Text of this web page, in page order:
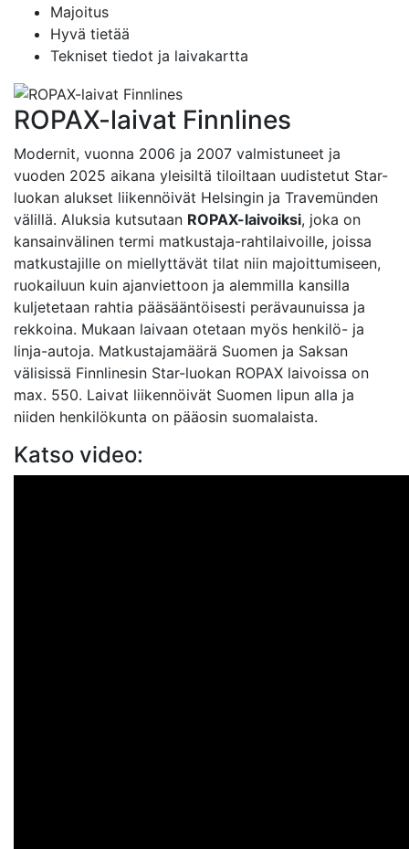
Majoitus
Hyvä tietää
Tekniset tiedot ja laivakartta
ROPAX-laivat Finnlines
Modernit, vuonna 2006 ja 2007 valmistuneet ja
vuoden 2025 aikana yleisiltä tiloiltaan uudistetut Star-
luokan alukset liikennöivät Helsingin ja Travemünden
välillä. Aluksia kutsutaan ROPAX-laivoiksi, joka on
kansainvälinen termi matkustaja-rahtilaivoille, joissa
matkustajille on miellyttävät tilat niin majoittumiseen,
ruokailuun kuin ajanviettoon ja alemmilla kansilla
kuljetetaan rahtia pääsääntöisesti perävaunuissa ja
rekkoina. Mukaan laivaan otetaan myös henkilö- ja
linja-autoja. Matkustajamäärä Suomen ja Saksan
välisissä Finnlinesin Star-luokan ROPAX laivoissa on
max. 550. Laivat liikennöivät Suomen lipun alla ja
niiden henkilökunta on pääosin suomalaista.
Katso video: